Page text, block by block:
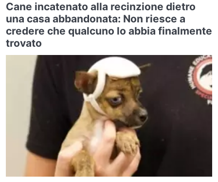
Cane incatenato alla recinzione dietro
una casa abbandonata: Non riesce a
credere che qualcuno lo abbia finalmente
trovato